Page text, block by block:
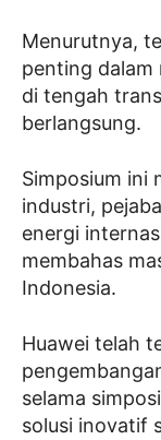
Menurutnya,
penting dalam
di tengah
berlangsung.
Simposium ini
industri,
energi
membahas
Indonesia.
Huawei telah
selama
solusi inovatif